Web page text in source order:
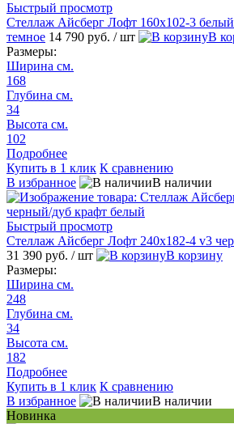
Быстрый просмотр
Стеллаж Айсберг Лофт 160х102-3
темное 14 790 руб. / шт
В
Размеры:
Ширина см.
168
Глубина см.
34
Высота см.
102
Подробнее
Купить в 1 клик К сравнению
В избранное
В наличии
Быстрый просмотр
Стеллаж Айсберг Лофт 240х182-4 v3
31 390 руб. / шт
В корзину
Размеры:
Ширина см.
248
Глубина см.
34
Высота см.
182
Подробнее
Купить в 1 клик К сравнению
В избранное
В наличии
Новинка